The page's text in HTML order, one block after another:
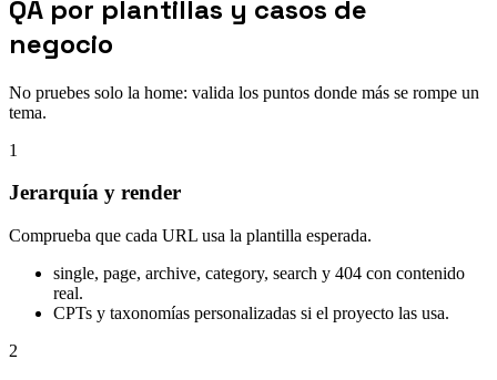
QA por plantillas y casos de
negocio
No pruebes solo la home: valida los puntos donde más se rompe un
tema.
1
Jerarquía y render
Comprueba que cada URL usa la plantilla esperada.
single, page, archive, category, search y 404 con contenido
real.
CPTs y taxonomías personalizadas si el proyecto las usa.
2